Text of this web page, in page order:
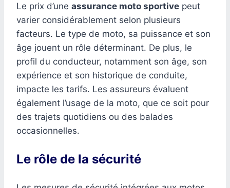
Le prix d’une assurance moto sportive peut
varier considérablement selon plusieurs
facteurs. Le type de moto, sa puissance et son
âge jouent un rôle déterminant. De plus, le
profil du conducteur, notamment son âge, son
expérience et son historique de conduite,
impacte les tarifs. Les assureurs évaluent
également l’usage de la moto, que ce soit pour
des trajets quotidiens ou des balades
occasionnelles.
Le rôle de la sécurité